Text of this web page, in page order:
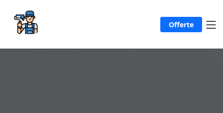
Offerte